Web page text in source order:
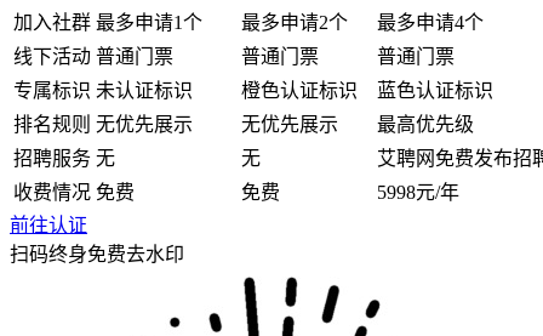
加入社群 最多申请1个 最多申请2个
最多申请4个
线下活动 普通门票 普通门票
普通门票
专属标识 未认证标识 橙色认证标识
蓝色认证标识
排名规则 无优先展示 无优先展示
最高优先级
招聘服务 无 无
艾聘网免费发布招
收费情况 免费 免费
5998元/年
前往认证
扫码终身免费去水印